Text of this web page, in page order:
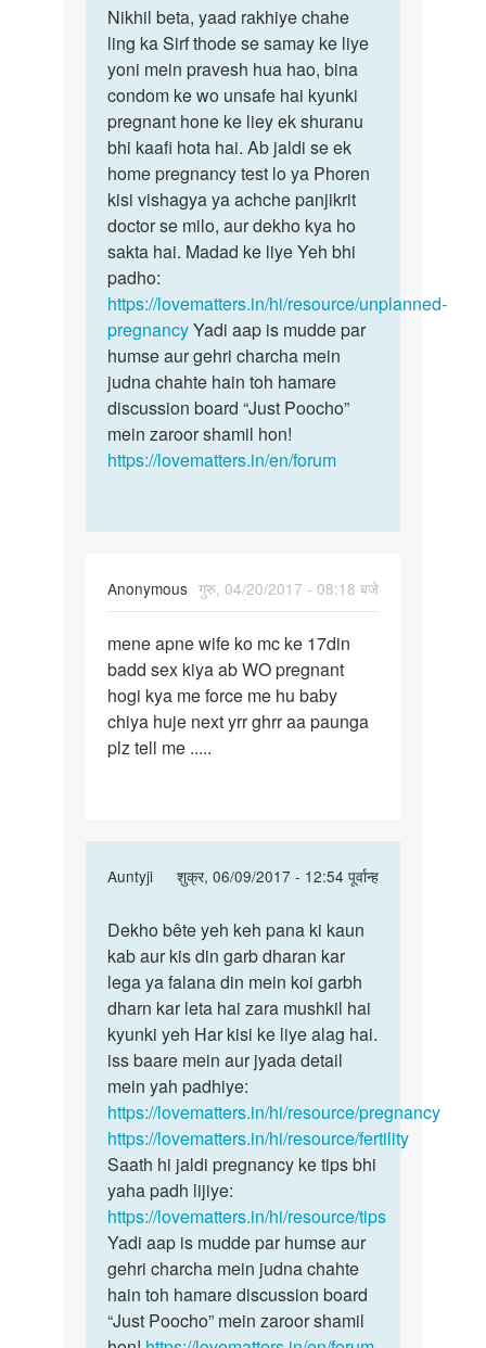
to
Main
Maine
apni
gf
SE
sex
by
Nikhil
Nikhil
beta,
yaad
rakhiye
Nikhil beta, yaad rakhiye chahe
ling ka Sirf thode se samay ke liye
yoni mein pravesh hua hao, bina
condom ke wo unsafe hai kyunki
pregnant hone ke liey ek shuranu
bhi kaafi hota hai. Ab jaldi se ek
home pregnancy test lo ya Phoren
kisi vishagya ya achche panjikrit
doctor se milo, aur dekho kya ho
sakta hai. Madad ke liye Yeh bhi
padho:
https://lovematters.in/hi/resource/unplanned-
pregnancyYadi aap is mudde par
humse aur gehri charcha mein
judna chahte hain toh hamare
discussion board “Just Poocho”
mein zaroor shamil hon!
https://lovematters.in/en/forum
Anonymous गुरु, 04/20/2017 - 08:18 बजे
mene
apne
wife
ko
mc
mene apne wife ko mc ke 17din
badd sex kiya ab WO pregnant
hogi kya me force me hu baby
chiya huje next yrr ghrr aa paunga
plz tell me .....
Auntyji
शुक्र, 06/09/2017 - 12:54 पूर्वान्ह
In
to
mene
apne
wife
ko
mc
ke
by
Anonymous
Dekho
bête
yeh
keh
pana
ki
Dekho bête yeh keh pana ki kaun
kab aur kis din garb dharan kar
lega ya falana din mein koi garbh
dharn kar leta hai zara mushkil hai
kyunki yeh Har kisi ke liye alag hai.
iss baare mein aur jyada detail
mein yah padhiye:
https://lovematters.in/hi/resource/pregnancy
https://lovematters.in/hi/resource/fertility
Saath hi jaldi pregnancy ke tips bhi
yaha padh lijiye:
https://lovematters.in/hi/resource/tips
Yadi aap is mudde par humse aur
gehri charcha mein judna chahte
hain toh hamare discussion board
“Just Poocho” mein zaroor shamil